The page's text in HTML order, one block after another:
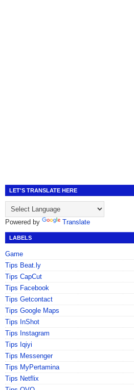
LET'S TRANSLATE HERE
Powered by Translate
LABELS
Game
Tips Beat.ly
Tips CapCut
Tips Facebook
Tips Getcontact
Tips Google Maps
Tips InShot
Tips Instagram
Tips Iqiyi
Tips Messenger
Tips MyPertamina
Tips Netflix